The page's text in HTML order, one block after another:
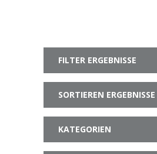
FILTER ERGEBNISSE
SORTIEREN ERGEBNISSE
KATEGORIEN